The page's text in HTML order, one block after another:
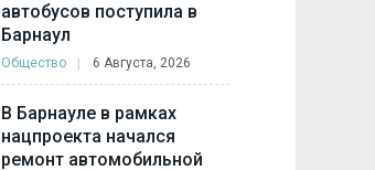
автобусов поступила в
Барнаул
Общество 6 Августа, 2026
В Барнауле в рамках
нацпроекта начался
ремонт автомобильной